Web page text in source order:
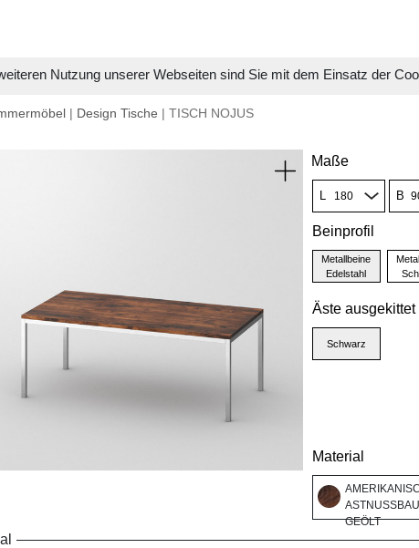
Nutzung unserer Webseiten sind Sie mit dem Einsatz der
| Design Tische | TISCH NOJUS
Maße
L B
Beinprofil
Metallbeine
Edelstahl
Äste ausgekittet
Schwarz
Material
GEÖLT